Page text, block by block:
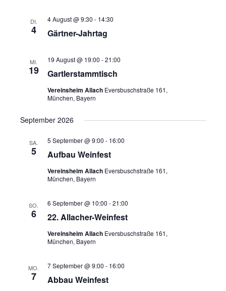
DI.
4 Gärtner-Jahrtag
4 August @ 9:30 - 14:30
MI.
19 Gartlerstammtisch
19 August @ 19:00 -21:00
Vereinsheim Allach Eversbuschstraße 161,
München, Bayern
September 2026
SA.
5 Aufbau Weinfest
5 September @ 9:00 - 16:00
Vereinsheim Allach Eversbuschstraße 161,
München, Bayern
SO.
6 22. Allacher-Weinfest
6 September @ 10:00 -21:00
Vereinsheim Allach Eversbuschstraße 161,
München, Bayern
MO.
7 Abbau Weinfest
7 September @ 9:00 - 16:00